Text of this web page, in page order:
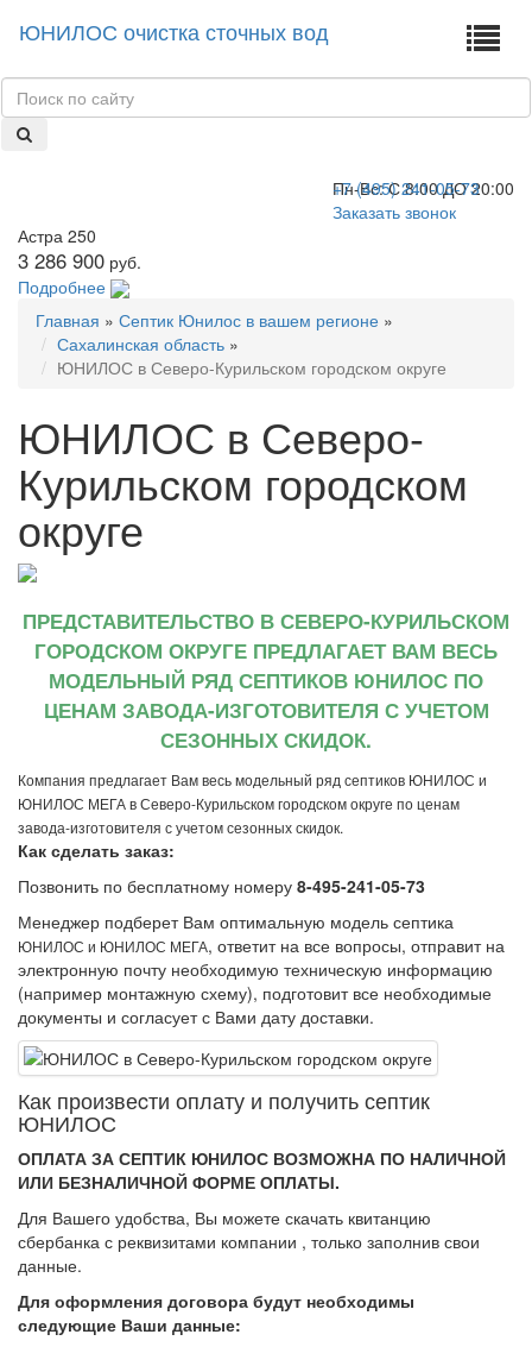
ЮНИЛОС очистка сточных вод
+7 (495) 241-05-73
Пн-Вс: С 8:00 ДО 20:00
Заказать звонок
Астра 250
3 286 900 руб.
Подробнее
Главная » Септик Юнилос в вашем регионе »
Сахалинская область »
ЮНИЛОС в Северо-Курильском городском округе
ЮНИЛОС в Северо-
Курильском городском
округе
ПРЕДСТАВИТЕЛЬСТВО В СЕВЕРО-КУРИЛЬСКОМ
ГОРОДСКОМ ОКРУГЕ ПРЕДЛАГАЕТ ВАМ ВЕСЬ
МОДЕЛЬНЫЙ РЯД СЕПТИКОВ ЮНИЛОС ПО
ЦЕНАМ ЗАВОДА-ИЗГОТОВИТЕЛЯ С УЧЕТОМ
СЕЗОННЫХ СКИДОК.
Компания предлагает Вам весь модельный ряд септиков ЮНИЛОС и
ЮНИЛОС МЕГА в Северо-Курильском городском округе по ценам
завода-изготовителя с учетом сезонных скидок.
Как сделать заказ:
Позвонить по бесплатному номеру 8-495-241-05-73
Менеджер подберет Вам оптимальную модель септика
ЮНИЛОС и ЮНИЛОС МЕГА, ответит на все вопросы, отправит на
электронную почту необходимую техническую информацию
(например монтажную схему), подготовит все необходимые
документы и согласует с Вами дату доставки.
Как произвеcти оплату и получить септик
ЮНИЛОС
ОПЛАТА ЗА СЕПТИК ЮНИЛОС ВОЗМОЖНА ПО НАЛИЧНОЙ
ИЛИ БЕЗНАЛИЧНОЙ ФОРМЕ ОПЛАТЫ.
Для Вашего удобства, Вы можете скачать квитанцию
сбербанка с реквизитами компании , только заполнив свои
данные.
Для оформления договора будут необходимы
следующие Ваши данные: